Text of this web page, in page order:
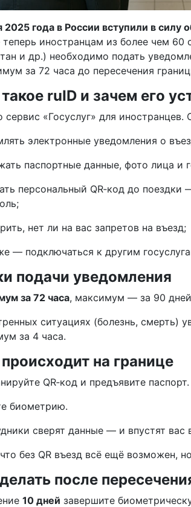
года в России вступили в силу
иностранцам из более чем 60
и др.) необходимо подать
за 72 часа до пересечения
ruID и зачем его
сервис «Госуслуг» для иностранцев.
электронные уведомления о
паспортные данные, фото лица и
персональный QR‑код до
нет ли на вас запретов на въезд;
— подключаться к другим
подачи уведомления
за 72 часа, максимум — за 90
ситуациях (болезнь, смерть)
за 4 часа.
на границе
QR‑код и предъявите паспорт.
биометрию.
сверят данные — и впустят вас
без QR въезд всё ещё возможен,
после
10 дней завершите